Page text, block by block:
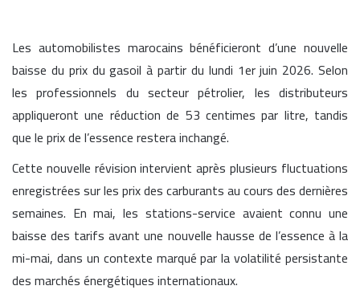
Les automobilistes marocains bénéficieront d’une nouvelle
baisse du prix du gasoil à partir du lundi 1er juin 2026. Selon
les professionnels du secteur pétrolier, les distributeurs
appliqueront une réduction de 53 centimes par litre, tandis
que le prix de l’essence restera inchangé.
Cette nouvelle révision intervient après plusieurs fluctuations
enregistrées sur les prix des carburants au cours des dernières
semaines. En mai, les stations-service avaient connu une
baisse des tarifs avant une nouvelle hausse de l’essence à la
mi-mai, dans un contexte marqué par la volatilité persistante
des marchés énergétiques internationaux.